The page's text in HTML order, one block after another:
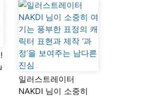
일러스트레이터
NAKDI 님이 소중히